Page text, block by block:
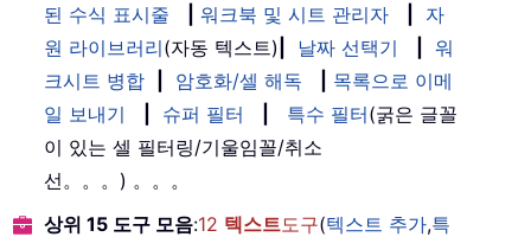
된 수식 표시줄
워크북 및 시트 관리자
자
원 라이브러리(자동 텍스트) 날짜 선택기
워
크시트 병합
암호화/셀 해독
목록으로 이메
일 보내기
슈퍼 필터 특수 필터(굵은 글꼴
이 있는 셀 필터링/기울임꼴/취소
선。。。) 。。。
상위 15 도구 모음:12 텍스트도구(텍스트 추가,특